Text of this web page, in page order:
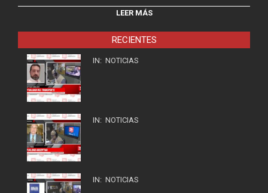
LEER MÁS
RECIENTES
IN: NOTICIAS
IN: NOTICIAS
IN: NOTICIAS